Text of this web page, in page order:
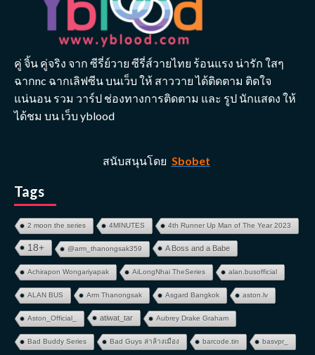
คู่ จิ้น คู่จริง จาก ซีรี่ย์วาย ซีรี่ส์วายไทย ร้อนแรง น่ารัก ใสๆ
ฉากnc ฉากเลิฟซีน บนเว็บ ให้ สาววาย ได้ติดตาม ติดใจ
แน่นอน รวม วาร์ป ช่องทางการติดตาม และ รูป นักแสดง ให้
ได้ชม บน เว็บ yblood
สนับสนุนโดย Sbobet
Tags
2 moon the series 4MINUTES 4th Runner Up Man of The Year 2023
18+ @arm_thanongsak359 A Boss and a Babe
Achirapon Wongariyapak AiLongNhai TheSeries alan.busofficial
ALAN BUS Arm Thanongsak Asgard Bangkok aston.lv
Aston_Official_ atiwat_tar Aubrey Drake Graham
Bad Buddy Series Bad Guys ล่าล้างเมือง barcode.tin basvpr_